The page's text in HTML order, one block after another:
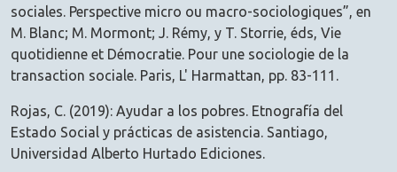
sociales. Perspective micro ou macro-sociologiques”, en
M. Blanc; M. Mormont; J. Rémy, y T. Storrie, éds, Vie
quotidienne et Démocratie. Pour une sociologie de la
transaction sociale. Paris, L' Harmattan, pp. 83-111.
Rojas, C. (2019): Ayudar a los pobres. Etnografía del
Estado Social y prácticas de asistencia. Santiago,
Universidad Alberto Hurtado Ediciones.